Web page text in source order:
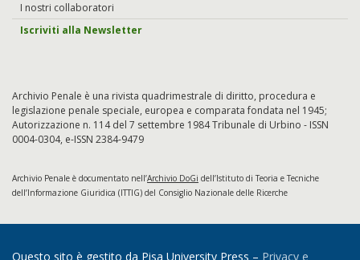
I nostri collaboratori
Iscriviti alla Newsletter
Archivio Penale è una rivista quadrimestrale di diritto, procedura e
legislazione penale speciale, europea e comparata fondata nel 1945;
Autorizzazione n. 114 del 7 settembre 1984 Tribunale di Urbino - ISSN
0004-0304, e-ISSN 2384-9479
Archivio Penale è documentato nell’Archivio DoGi dell’Istituto di Teoria e Tecniche
dell’Informazione Giuridica (ITTIG) del Consiglio Nazionale delle Ricerche
Questo sito è gestito da Pisa University Press – Privacy e